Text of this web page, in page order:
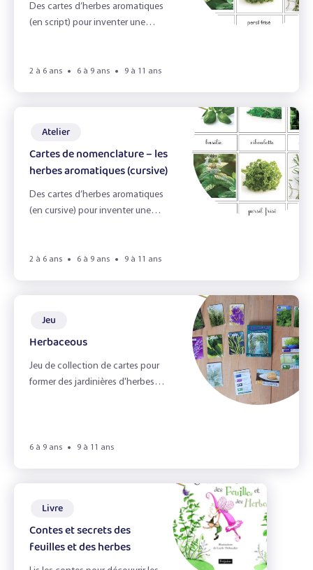
Le petit déjeuner
Les émotions
Les fruits du verger
Les herbes aromatiques
Les légumineuses
Les pommes
Portraits gourmands
Sandwich !
Des cartes d’herbes aromatiques
(en script) pour inventer une
2 à 6 ans 6 à 9 ans 9 à 11 ans
Atelier
Cartes de nomenclature – les
herbes aromatiques (cursive)
Des cartes d’herbes aromatiques
(en cursive) pour inventer une
2 à 6 ans 6 à 9 ans 9 à 11 ans
Jeu
Herbaceous
Jeu de collection de cartes pour
former des jardinières d'herbes
6 à 9 ans 9 à 11 ans
Livre
Contes et secrets des
feuilles et des herbes